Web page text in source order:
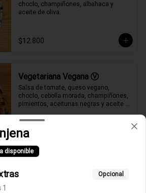
choclo, champiñones, albahaca y
aceite de oliva.
$12.800
Vegetariana Vegana Ⓥ
Salsa de tomate, queso vegano,
choclo, cebolla morada, champiñones,
pimientos, aceitunas negras y aceite
$13.900
disponible
Opcional